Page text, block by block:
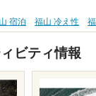
宿泊 福山 冷え性
ビティ情報